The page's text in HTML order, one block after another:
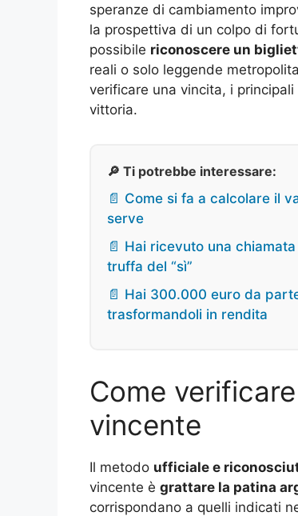
speranze di cambiamento
la prospettiva di un colpo di
possibile riconoscere un
reali o solo leggende
verificare una vincita, i principali
vittoria.
🔎 Ti potrebbe interessare:
📄 Come si fa a calcolare il
serve
📄 Hai ricevuto una
truffa del “sì”
📄 Hai 300.000 euro da
trasformandoli in rendita
Come
vincente
Il metodo ufficiale e
vincente è grattare la patina
corrispondano a quelli indicati